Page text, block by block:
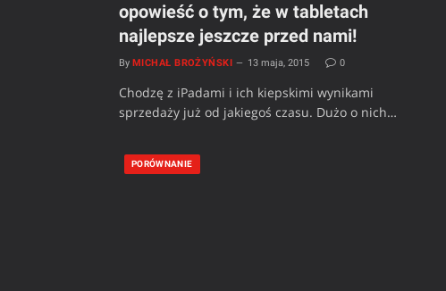
opowieść o tym, że w tabletach
najlepsze jeszcze przed nami!
By MICHAŁ BROŻYŃSKI 13 maja, 2015 0
Chodzę z iPadami i ich kiepskimi wynikami
sprzedaży już od jakiegoś czasu. Dużo o nich…
PORÓWNANIE